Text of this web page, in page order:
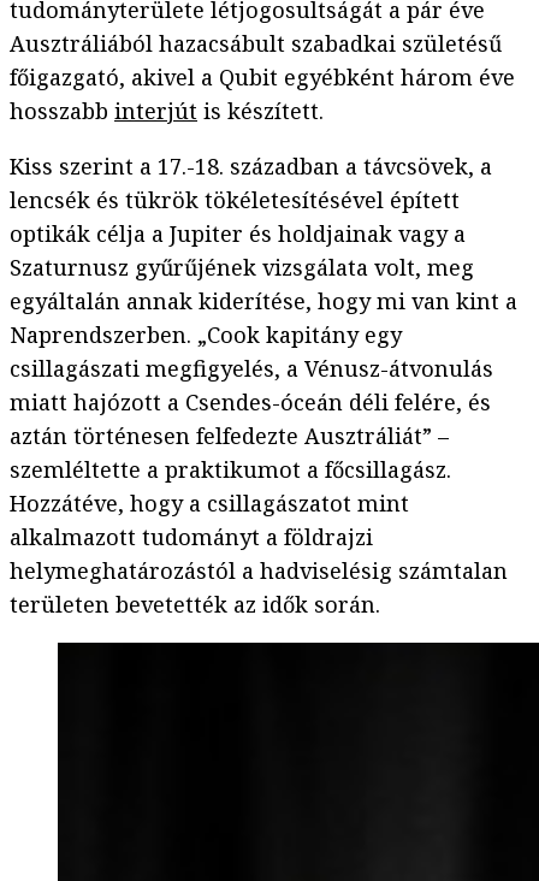
tudományterülete létjogosultságát a pár éve
Ausztráliából hazacsábult szabadkai születésű
főigazgató, akivel a Qubit egyébként három éve
hosszabb interjút is készített.
Kiss szerint a 17.-18. században a távcsövek, a
lencsék és tükrök tökéletesítésével épített
optikák célja a Jupiter és holdjainak vagy a
Szaturnusz gyűrűjének vizsgálata volt, meg
egyáltalán annak kiderítése, hogy mi van kint a
Naprendszerben. „Cook kapitány egy
csillagászati megfigyelés, a Vénusz-átvonulás
miatt hajózott a Csendes-óceán déli felére, és
aztán történesen felfedezte Ausztráliát” –
szemléltette a praktikumot a főcsillagász.
Hozzátéve, hogy a csillagászatot mint
alkalmazott tudományt a földrajzi
helymeghatározástól a hadviselésig számtalan
területen bevetették az idők során.